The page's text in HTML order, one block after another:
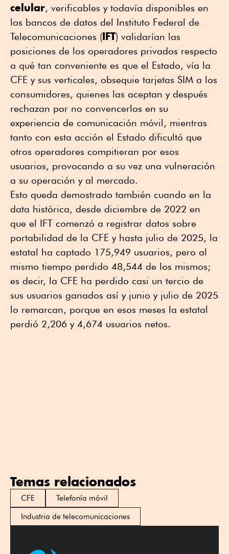
celular, verificables y todavía disponibles en
los bancos de datos del Instituto Federal de
Telecomunicaciones (IFT) validarían las
posiciones de los operadores privados respecto
a qué tan conveniente es que el Estado, vía la
CFE y sus verticales, obsequie tarjetas SIM a los
consumidores, quienes las aceptan y después
rechazan por no convencerlos en su
experiencia de comunicación móvil, mientras
tanto con esta acción el Estado dificultó que
otros operadores compitieran por esos
usuarios, provocando a su vez una vulneración
a su operación y al mercado.
Esto queda demostrado también cuando en la
data histórica, desde diciembre de 2022 en
que el IFT comenzó a registrar datos sobre
portabilidad de la CFE y hasta julio de 2025, la
estatal ha captado 175,949 usuarios, pero al
mismo tiempo perdido 48,544 de los mismos;
es decir, la CFE ha perdido casi un tercio de
sus usuarios ganados así y junio y julio de 2025
lo remarcan, porque en esos meses la estatal
perdió 2,206 y 4,674 usuarios netos.
Temas relacionados
CFE
Telefonía móvil
Industria de telecomunicaciones